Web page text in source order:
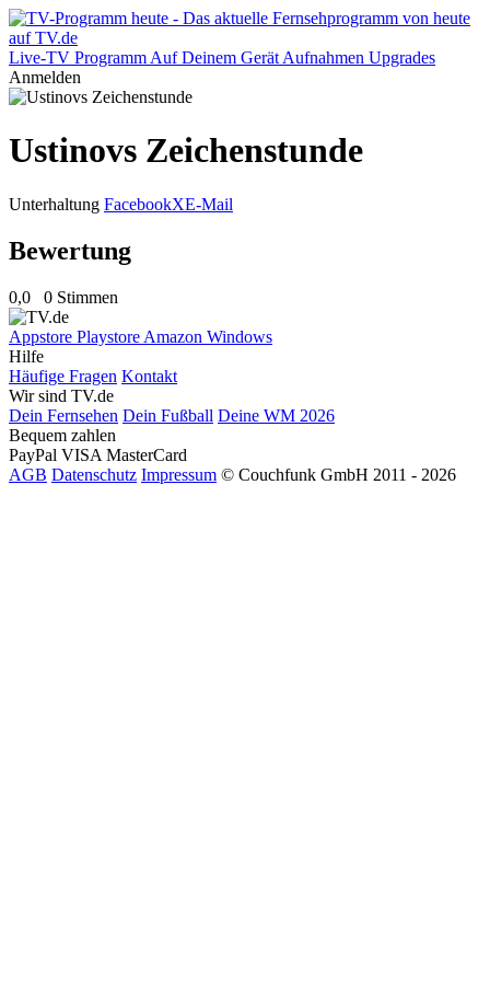
Live-TV Programm Auf Deinem Gerät Aufnahmen Upgrades
Anmelden
Ustinovs Zeichenstunde
Unterhaltung FacebookXE-Mail
Bewertung
0,0 0 Stimmen
Appstore Playstore Amazon Windows
Hilfe
Häufige Fragen Kontakt
Wir sind TV.de
Dein Fernsehen Dein Fußball Deine WM 2026
Bequem zahlen
PayPal VISA MasterCard
AGB Datenschutz Impressum © Couchfunk GmbH 2011 - 2026